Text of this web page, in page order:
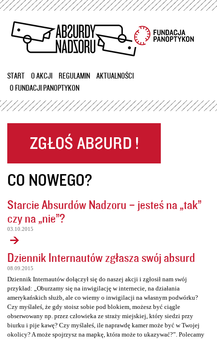
Przejdź
treści
START O AKCJI REGULAMIN
AKTUALNOŚCI
O FUNDACJI PANOPTYKON
CO NOWEGO?
Starcie Absurdów Nadzoru – jesteś na „tak”
czy na „nie”?
03.10.2015
Dziennik Internautów zgłasza swój absurd
08.09.2015
Dziennik Internautów dołączył się do naszej akcji i zgłosił nam swój
przykład: „Oburzamy się na inwigilację w internecie, na działania
amerykańskich służb, ale co wiemy o inwigilacji na własnym podwórku?
Czy myślałeś, że gdy stoisz sobie pod blokiem, możesz być ciągle
obserwowany np. przez człowieka ze straży miejskiej, który siedzi przy
biurku i pije kawę? Czy myślałeś, ile naprawdę kamer może być w Twojej
okolicy? A może spojrzysz na mapkę, która może to ukazywać?”. Polecamy